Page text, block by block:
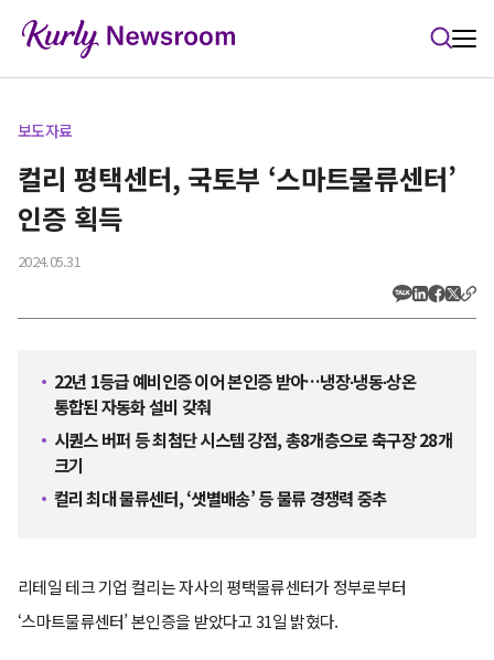
보도자료
컬리 평택센터, 국토부 ‘스마트물류센터’
인증 획득
2024.05.31
22년 1등급 예비인증 이어 본인증 받아…냉장∙냉동∙상온
통합된 자동화 설비 갖춰
시퀀스 버퍼 등 최첨단 시스템 강점, 총8개층으로 축구장 28개
크기
컬리 최대 물류센터, ‘샛별배송’ 등 물류 경쟁력 중추
리테일 테크 기업 컬리는 자사의 평택물류센터가 정부로부터
‘스마트물류센터’ 본인증을 받았다고 31일 밝혔다.